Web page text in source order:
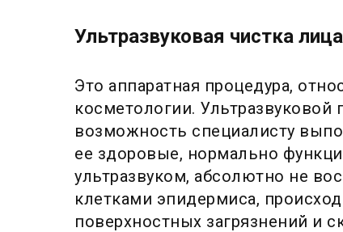
Ультразвуковая чистка лица
Это аппаратная процедура,
косметологии.
возможность специалисту
ее здоровые, нормально
ультразвуком, абсолютно не
клетками эпидермиса,
поверхностных загрязнений и